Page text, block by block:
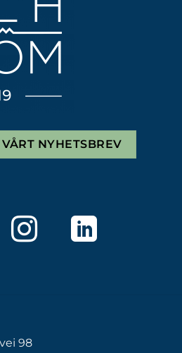
NYHETSBREV
98